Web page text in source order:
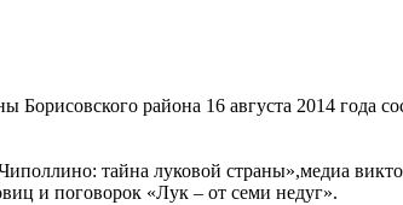
района 16 августа 2014 года
тайна луковой страны»,медиа
и поговорок «Лук – от семи недуг».